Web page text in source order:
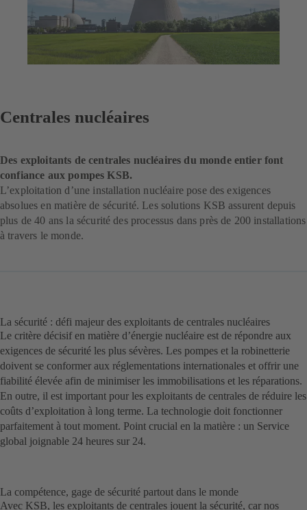
Centrales nucléaires
Des exploitants de centrales nucléaires du monde entier font
confiance aux pompes KSB.
L’exploitation d’une installation nucléaire pose des exigences
absolues en matière de sécurité. Les solutions KSB assurent depuis
plus de 40 ans la sécurité des processus dans près de 200 installations
à travers le monde.
La sécurité : défi majeur des exploitants de centrales nucléaires
Le critère décisif en matière d’énergie nucléaire est de répondre aux
exigences de sécurité les plus sévères. Les pompes et la robinetterie
doivent se conformer aux réglementations internationales et offrir une
fiabilité élevée afin de minimiser les immobilisations et les réparations.
En outre, il est important pour les exploitants de centrales de réduire les
coûts d’exploitation à long terme. La technologie doit fonctionner
parfaitement à tout moment. Point crucial en la matière : un Service
global joignable 24 heures sur 24.
La compétence, gage de sécurité partout dans le monde
Avec KSB, les exploitants de centrales jouent la sécurité, car nos